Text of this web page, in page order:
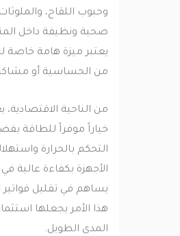
وحبوب اللقاح، والملوثات
صحية ونظيفة داخل المنزل
يعتبر ميزة هامة خاصة
من الحساسية أو مشاكل
من الناحية الاقتصادية،
خياراً موفراً للطاقة بفضل
التحكم بالحرارة واستهلاك
الأجهزة بكفاءة عالية في
يساهم في تقليل فواتير
هذا الأمر يجعلها استثماراً
المدى الطويل.